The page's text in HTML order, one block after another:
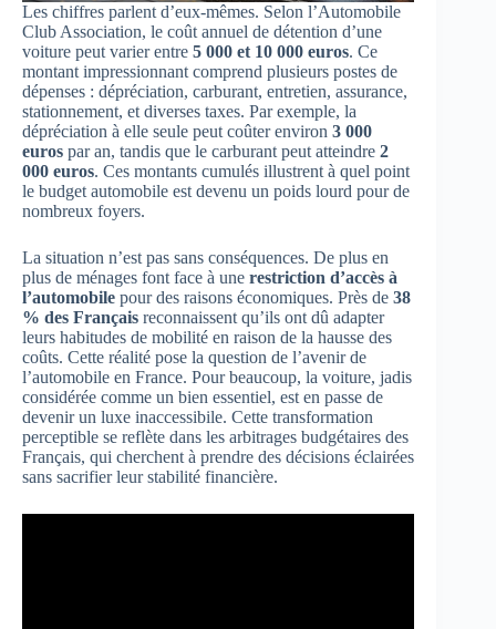
Les chiffres parlent d’eux-mêmes. Selon l’Automobile
Club Association, le coût annuel de détention d’une
voiture peut varier entre 5 000 et 10 000 euros. Ce
montant impressionnant comprend plusieurs postes de
dépenses : dépréciation, carburant, entretien, assurance,
stationnement, et diverses taxes. Par exemple, la
dépréciation à elle seule peut coûter environ 3 000
euros par an, tandis que le carburant peut atteindre 2
000 euros. Ces montants cumulés illustrent à quel point
le budget automobile est devenu un poids lourd pour de
nombreux foyers.
La situation n’est pas sans conséquences. De plus en
plus de ménages font face à une restriction d’accès à
l’automobile pour des raisons économiques. Près de 38
% des Français reconnaissent qu’ils ont dû adapter
leurs habitudes de mobilité en raison de la hausse des
coûts. Cette réalité pose la question de l’avenir de
l’automobile en France. Pour beaucoup, la voiture, jadis
considérée comme un bien essentiel, est en passe de
devenir un luxe inaccessibile. Cette transformation
perceptible se reflète dans les arbitrages budgétaires des
Français, qui cherchent à prendre des décisions éclairées
sans sacrifier leur stabilité financière.